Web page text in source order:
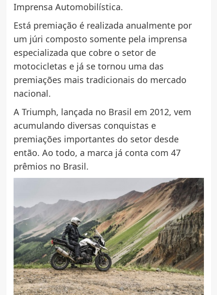
Imprensa Automobilística.
Está premiação é realizada anualmente por
um júri composto somente pela imprensa
especializada que cobre o setor de
motocicletas e já se tornou uma das
premiações mais tradicionais do mercado
nacional.
A Triumph, lançada no Brasil em 2012, vem
acumulando diversas conquistas e
premiações importantes do setor desde
então. Ao todo, a marca já conta com 47
prêmios no Brasil.